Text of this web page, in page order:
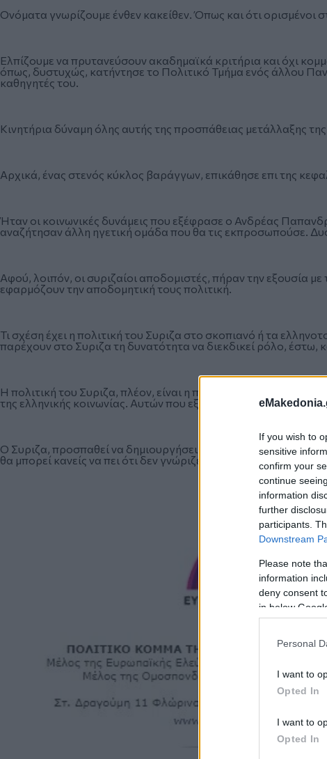
If you wish to
sensitive
confirm your
continue
information
further
participants.
Downstream
Please note
information
deny consent
in below
Personal
I want to
Opted In
I want to
Opted In
Ονόματα γνωρίζουμε ένθεν κακείθεν. Όπως και ότι ορισμένοι
Ελπίζουμε να πρυτανεύσουν ακαδημαϊκά κριτήρια και όχι
όπως, δυστυχώς, κατήντησε το Πολιτικό Τμήμα ενός άλλου
καθηγητές του.
Κινητήρια δύναμη όλης αυτής της προσπάθειας μετάλλαξης της
Αρχικά, ένας στενός κύκλος βαράγγων, επικάθησε επι της
Ήταν οι κοινωνικές δυνάμεις που εξέφρασε ο Ανδρέας
αναζήτησαν άλλη ηγετική ομάδα που θα τις εκπροσωπούσε.
Αφού, λοιπόν, οι συριζαίοι αποδομιστές, πήραν την εξουσία
εφαρμόζουν την αποδομητική τους πολιτική.
Τι σχέση έχει η πολιτική του Συριζα στο σκοπιανό ή τα
παρέχουν στο Συριζα τη δυνατότητα να διεκδικεί ρόλο, έστω,
Η πολιτική του Συριζα, πλέον, είναι η πολιτική των πιο
της ελληνικής κοινωνίας. Αυτών που εξέφρασαν ορισμένοι
Ο Συριζα, προσπαθεί να δημιουργήσει μια κοινωνία του
θα μπορεί κανείς να πει ότι δεν γνώριζε.